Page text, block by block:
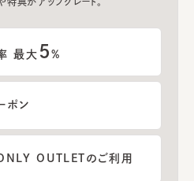
最大 5%
ポン
OUTLETのご利用